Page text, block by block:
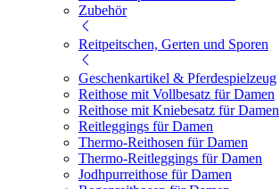
Zubehör
Reitpeitschen, Gerten und Sporen
Geschenkartikel & Pferdespielzeug
Reithose mit Vollbesatz für Damen
Reithose mit Kniebesatz für Damen
Reitleggings für Damen
Thermo-Reithosen für Damen
Thermo-Reitleggings für Damen
Jodhpurreithose für Damen